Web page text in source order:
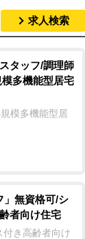
求人検索
タッフ/調理師
多機能型居宅
模多機能型居
」無資格可/シ
者向け住宅
き高齢者向け